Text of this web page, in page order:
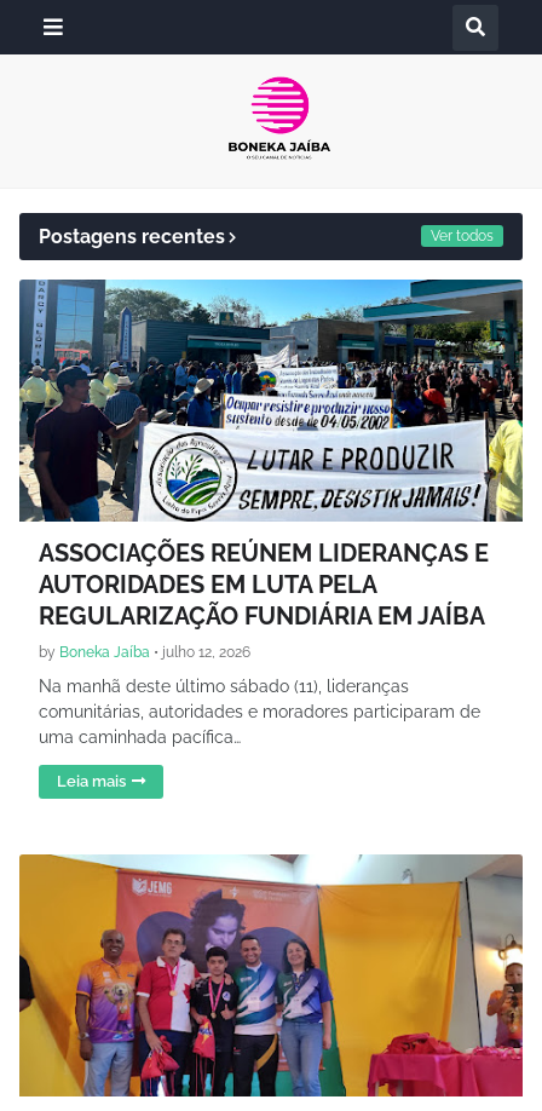
Postagens recentes Ver todos
ASSOCIAÇÕES REÚNEM LIDERANÇAS E
AUTORIDADES EM LUTA PELA
REGULARIZAÇÃO FUNDIÁRIA EM JAÍBA
by Boneka Jaíba • julho 12, 2026
Na manhã deste último sábado (11), lideranças
comunitárias, autoridades e moradores participaram de
uma caminhada pacífica…
Leia mais